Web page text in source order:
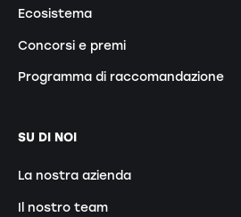
Ecosistema
Concorsi e premi
Programma di raccomandazione
SU DI NOI
La nostra azienda
Il nostro team